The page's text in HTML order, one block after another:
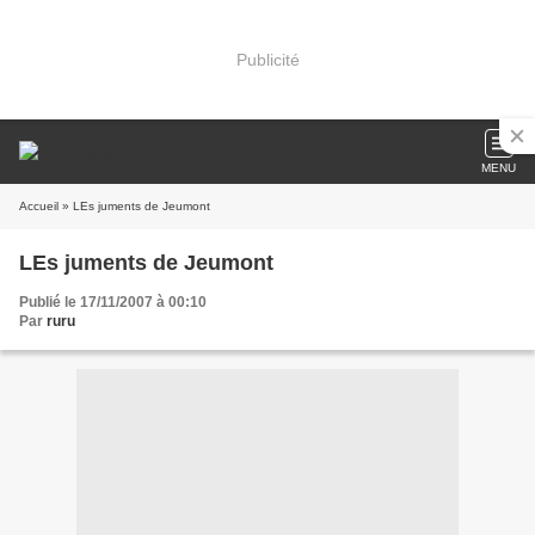
Publicité
MENU
Accueil » LEs juments de Jeumont
LEs juments de Jeumont
Publié le 17/11/2007 à 00:10
Par ruru